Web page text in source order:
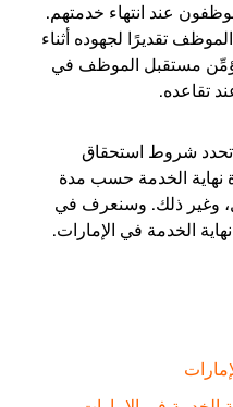
عند انتهاء خدمتهم.
تقديرًا لجهوده أثناء
يؤمِّن مستقبل الموظف في
تقاعده.
تحدد شروط استحقاق
نهاية الخدمة حسب مدة
وغير ذلك. وسنعرف في
الخدمة في الإمارات.